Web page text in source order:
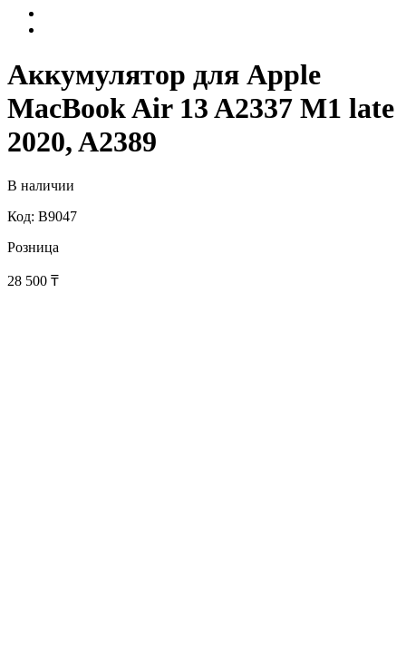
Аккумулятор для Apple
MacBook Air 13 A2337 M1 late
2020, A2389
В наличии
Код: B9047
Розница
28 500 ₸